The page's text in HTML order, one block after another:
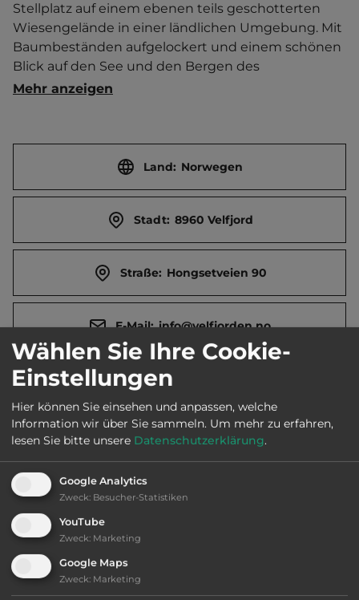
Stellplatz auf einem ebenen teils geschotterten
Wiesengelände in einer ländlichen Umgebung. Mit
Baumbeständen aufgelockert und einem schönen
Blick auf den See und den Bergen des
Nationalpark Lomsdal-Visten. Kleiner Hofladen mit
Langnesset“ ganzjährig geöffnet.    Ort 8 km
entfernt. Touristen-/Dauerstellplätze 10/0.
Mehr anzeigen
Land: Norwegen
Stadt: 8960 Velfjord
Straße: Hongsetveien 90
E-Mail: info@velfjorden.no
Telefon:
Webseite: www.velfjorden.no
Öffnungszeiten:
Telefon:
Wählen Sie Ihre Cookie-
Einstellungen
Hier können Sie einsehen und anpassen, welche
Information wir über Sie sammeln. Um mehr zu erfahren,
lesen Sie bitte unsere Datenschutzerklärung.
Google Analytics
Zweck: Besucher-Statistiken
YouTube
Zweck: Marketing
Google Maps
Zweck: Marketing